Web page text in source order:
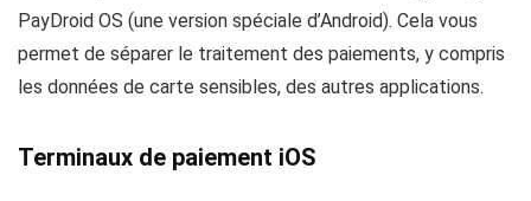
PayDroid OS (une version spéciale d’Android). Cela vous
permet de séparer le traitement des paiements, y compris
les données de carte sensibles, des autres applications.
Terminaux de paiement iOS